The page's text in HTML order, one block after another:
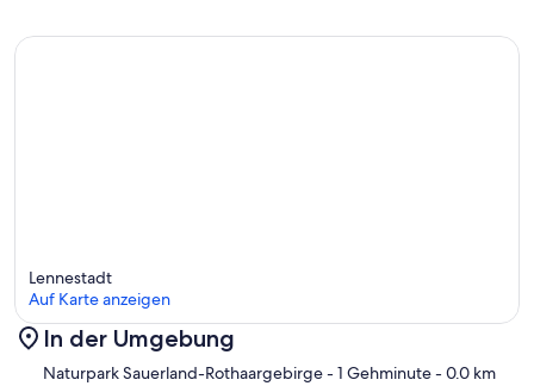
Karte
Lennestadt
Auf Karte anzeigen
In der Umgebung
Naturpark Sauerland-Rothaargebirge- 1 Gehminute- 0.0 km